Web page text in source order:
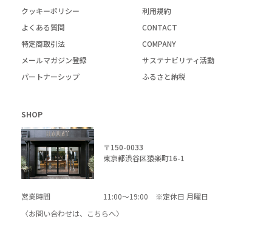
クッキーポリシー
利用規約
よくある質問
CONTACT
特定商取引法
COMPANY
メールマガジン登録
サステナビリティ活動
パートナーシップ
ふるさと納税
SHOP
〒150-0033
東京都渋谷区猿楽町16-1
営業時間
11:00～19:00 ※定休日 月曜日
〈お問い合わせは、
こちらへ〉